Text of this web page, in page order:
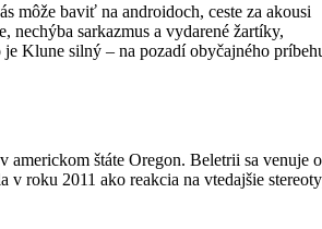
môže baviť na androidoch, ceste za akousi
nechýba sarkazmus a vydarené žartíky,
Klune silný – na pozadí obyčajného
štáte Oregon. Beletrii sa venuje
roku 2011 ako reakcia na vtedajšie